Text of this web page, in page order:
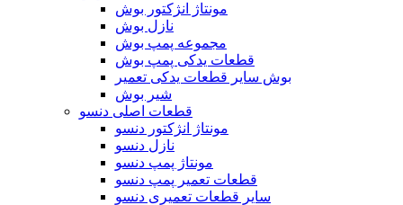
مونتاژ انژکتور بوش
نازل بوش
مجموعه پمپ بوش
قطعات یدکی پمپ بوش
بوش سایر قطعات یدکی تعمیر
شیر بوش
قطعات اصلی دنسو
مونتاژ انژکتور دنسو
نازل دنسو
مونتاژ پمپ دنسو
قطعات تعمیر پمپ دنسو
سایر قطعات تعمیری دنسو